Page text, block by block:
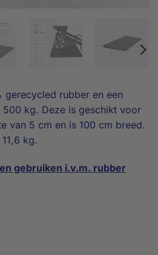
gerecycled rubber en een
kg. Deze is geschikt voor
van 5 cm en is 100 cm breed.
kg.
gebruiken i.v.m. rubber